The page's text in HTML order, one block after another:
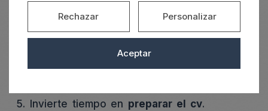
objetivos realistas
Sé metódicoy planifícate cada día en la
Invierte tiempo en preparar el cv.
Aceptar
Rechazar Personalizar